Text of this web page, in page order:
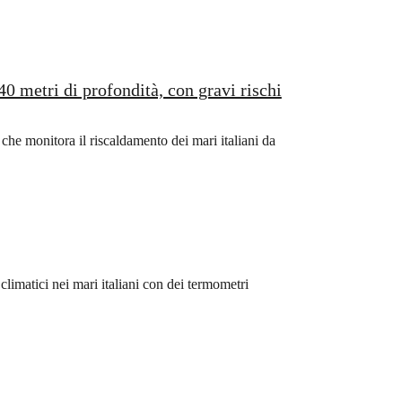
metri di profondità, con gravi rischi
monitora il riscaldamento dei mari italiani da
nei mari italiani con dei termometri